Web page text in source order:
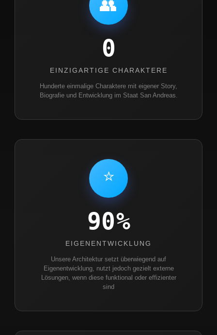
👥
0
EINZIGARTIGE CHARAKTERE
Hunderte einmalige Charaktere mit eigener Story,
Biografie und Entwicklung im Staat San Andreas.
⭐
90
EIGENENTWICKLUNG
Unsere Architektur setzt überwiegend auf
Eigenentwicklung, nutzt jedoch gezielt externe
Lösungen, wenn diese funktional oder effizienter
sind